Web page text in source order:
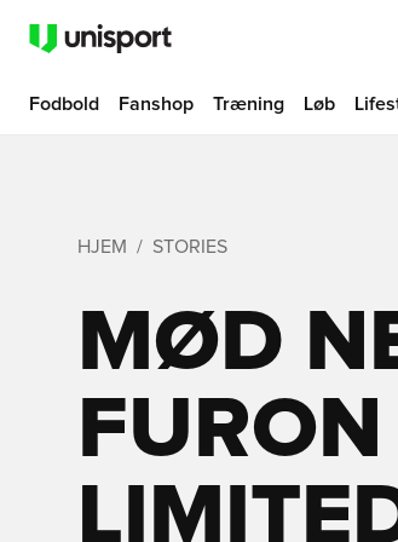
Fodbold Fanshop Træning Løb
HJEM STORIES
MØD